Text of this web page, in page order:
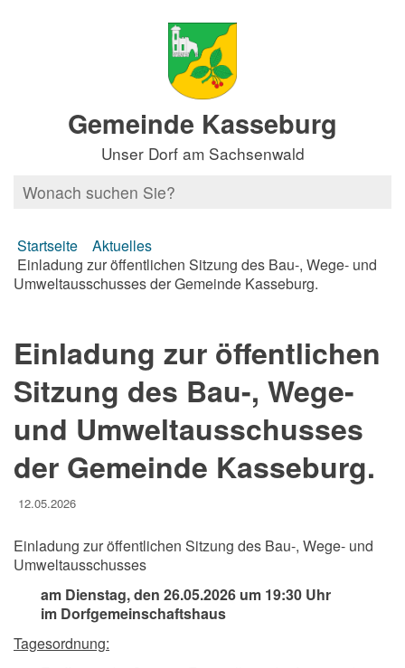
Gemeinde Kasseburg
Unser Dorf am Sachsenwald
Startseite
Aktuelles
Einladung zur öffentlichen Sitzung des Bau-, Wege- und
Umweltausschusses der Gemeinde Kasseburg.
Einladung zur öffentlichen
Sitzung des Bau-, Wege-
und Umweltausschusses
der Gemeinde Kasseburg.
12.05.2026
Einladung zur öffentlichen Sitzung des Bau-, Wege- und
Umweltausschusses
am Dienstag, den 26.05.2026 um 19:30 Uhr
im Dorfgemeinschaftshaus
Tagesordnung: